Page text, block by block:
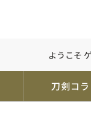
ようこそ
刀剣コ